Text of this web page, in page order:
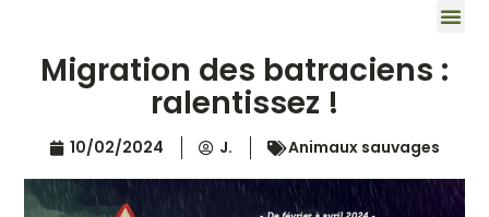
Migration des batraciens :
ralentissez !
10/02/2024 J. Animaux sauvages